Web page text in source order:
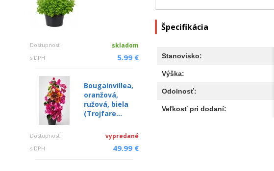
Dostupnosť skladom
s DPH 5.99 €
Bougainvillea,
oranžová,
ružová, biela
(Trojfare...
Dostupnosť vypredané
s DPH 49.99 €
Špecifikácia
Stanovisko:
Výška:
Odolnosť:
Veľkosť pri dodaní: